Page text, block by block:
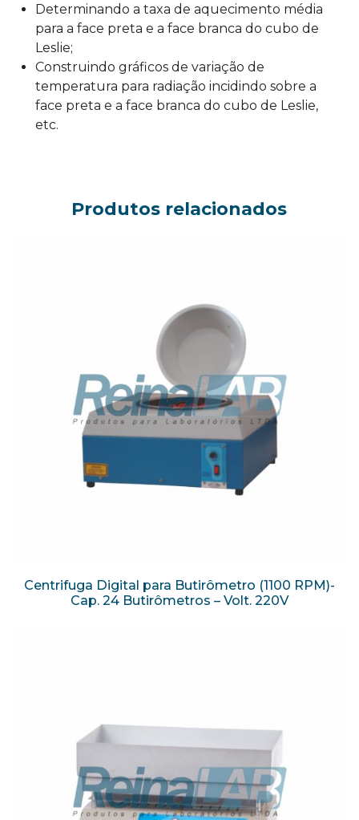
Determinando a taxa de aquecimento média
para a face preta e a face branca do cubo de
Leslie;
Construindo gráficos de variação de
temperatura para radiação incidindo sobre a
face preta e a face branca do cubo de Leslie,
etc.
Produtos relacionados
Centrifuga Digital para Butirômetro (1100 RPM)-
Cap. 24 Butirômetros – Volt. 220V